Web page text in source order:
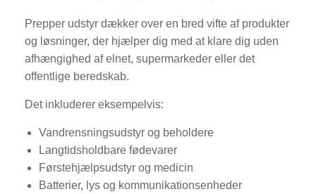
Prepper udstyr dækker over en bred vifte af produkter
og løsninger, der hjælper dig med at klare dig uden
afhængighed af elnet, supermarkeder eller det
offentlige beredskab.
Det inkluderer eksempelvis:
Vandrensningsudstyr og beholdere
Langtidsholdbare fødevarer
Førstehjælpsudstyr og medicin
Batterier, lys og kommunikationsenheder